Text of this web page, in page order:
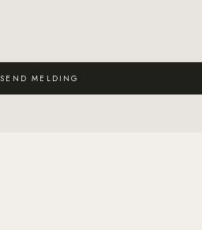
SEND MELDING